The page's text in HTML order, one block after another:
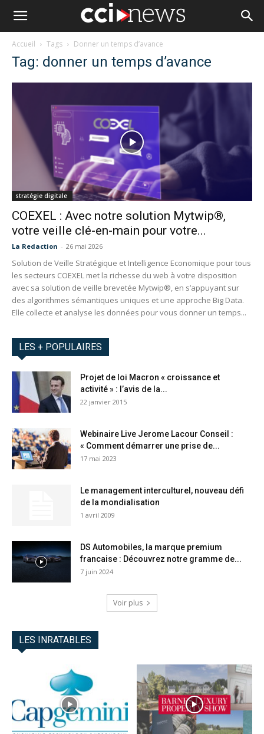
Accueil Tags Donner un temps d’avance
Tag: donner un temps d’avance
stratégie digitale
COEXEL : Avec notre solution Mytwip®,
votre veille clé-en-main pour votre...
La Redaction - 26 mai 2026
Solution de Veille Stratégique et Intelligence Economique pour tous
les secteurs COEXEL met la richesse du web à votre disposition
avec sa solution de veille brevetée Mytwip®, en s’appuyant sur
des algorithmes sémantiques uniques et une approche Big Data.
Elle collecte et analyse les données pour vous donner un temps...
LES + POPULAIRES
Projet de loi Macron « croissance et
activité » : l’avis de la...
22 janvier 2015
Webinaire Live Jerome Lacour Conseil :
« Comment démarrer une prise de...
17 mai 2023
Le management interculturel, nouveau défi
de la mondialisation
1 avril 2009
DS Automobiles, la marque premium
francaise : Découvrez notre gramme de...
7 juin 2024
Voir plus
LES INRATABLES